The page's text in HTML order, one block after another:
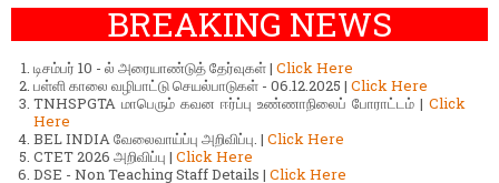
BREAKING NEWS
டிசம்பர் 10 - ல் அரையாண்டுத் தேர்வுகள் | Click Here
பள்ளி காலை வழிபாட்டு செயல்பாடுகள் - 06.12.2025 | Click Here
TNHSPGTA மாபெரும் கவன ஈர்ப்பு உண்ணாநிலைப் போராட்டம் | Click
Here
BEL INDIA வேலைவாய்ப்பு அறிவிப்பு. | Click Here
CTET 2026 அறிவிப்பு | Click Here
DSE - Non Teaching Staff Details | Click Here